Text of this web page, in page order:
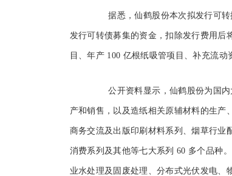
据悉，仙鹤股份本次拟发行可转
发行可转债募集的资金，扣除发行费用后
目、年产 100 亿根纸吸管项目、补充流动
公开资料显示，仙鹤股份为国内
产和销售，以及造纸相关原辅材料的生产
商务交流及出版印刷材料系列、烟草行业
消费系列及其他等七大系列 60 多个品种
业水处理及固废处理、分布式光伏发电、